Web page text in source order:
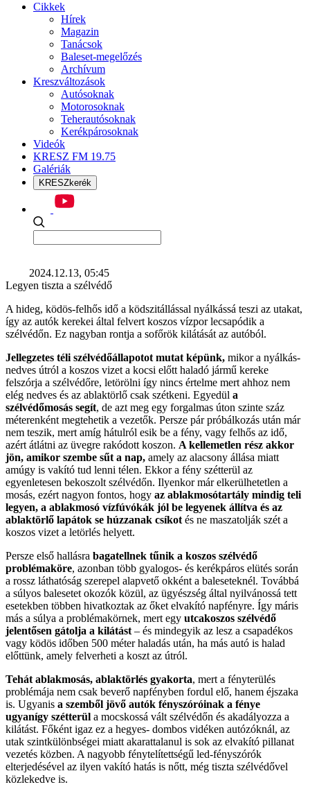
Cikkek
Hírek
Magazin
Tanácsok
Baleset-megelőzés
Archívum
Kreszváltozások
Autósoknak
Motorosoknak
Teherautósoknak
Kerékpárosoknak
Videók
KRESZ FM 19.75
Galériák
KRESZkerék
2024.12.13, 05:45
Legyen tiszta a szélvédő
A hideg, ködös-felhős idő a ködszitállással nyálkássá teszi az utakat,
így az autók kerekei által felvert koszos vízpor lecsapódik a
szélvédőn. Ez nagyban rontja a sofőrök kilátását az autóból.
Jellegzetes téli szélvédőállapotot mutat képünk, mikor a nyálkás-
nedves útról a koszos vizet a kocsi előtt haladó jármű kereke
felszórja a szélvédőre, letörölni így nincs értelme mert ahhoz nem
elég nedves és az ablaktörlő csak szétkeni. Egyedül a
szélvédőmosás segít, de azt meg egy forgalmas úton szinte száz
méterenként megtehetik a vezetők. Persze pár próbálkozás után már
nem teszik, mert amíg hátulról esik be a fény, vagy felhős az idő,
azért átlátni az üvegre rakódott koszon. A kellemetlen rész akkor
jön, amikor szembe sűt a nap, amely az alacsony állása miatt
amúgy is vakító tud lenni télen. Ekkor a fény szétterül az
egyenletesen bekoszolt szélvédőn. Ilyenkor már elkerülhetetlen a
mosás, ezért nagyon fontos, hogy az ablakmosótartály mindig teli
legyen, a ablakmosó vízfúvókák jól be legyenek állítva és az
ablaktörlő lapátok se húzzanak csíkot és ne maszatolják szét a
koszos vizet a letörlés helyett.
Persze első hallásra bagatellnek tűnik a koszos szélvédő
problémaköre, azonban több gyalogos- és kerékpáros elütés során
a rossz láthatóság szerepel alapvető okként a baleseteknél. Továbbá
a súlyos balesetet okozók közül, az ügyészség által nyilvánossá tett
esetekben többen hivatkoztak az őket elvakító napfényre. Így máris
más a súlya a problémakörnek, mert egy utcakoszos szélvédő
jelentősen gátolja a kilátást – és mindegyik az lesz a csapadékos
vagy ködös időben 500 méter haladás után, ha más autó is halad
előttünk, amely felverheti a koszt az útról.
Tehát ablakmosás, ablaktörlés gyakorta, mert a fényterülés
problémája nem csak beverő napfényben fordul elő, hanem éjszaka
is. Ugyanis a szemből jövő autók fényszóróinak a fénye
ugyanígy szétterül a mocskossá vált szélvédőn és akadályozza a
kilátást. Főként igaz ez a hegyes- dombos vidéken autózóknál, az
utak szintkülönbségei miatt akarattalanul is sok az elvakító pillanat
vezetés közben. A nagyobb fénytelítettségű led-fényszórók
elterjedésével az ilyen vakító hatás is nőtt, még tiszta szélvédővel
közlekedve is.